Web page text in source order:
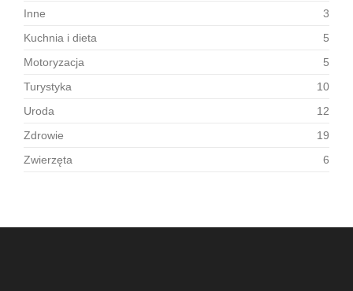
Inne
3
Kuchnia i dieta
5
Motoryzacja
5
Turystyka
10
Uroda
12
Zdrowie
19
Zwierzęta
6